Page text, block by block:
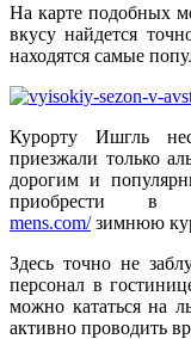
На карте подобных
вкусу найдется
находятся самые
Курорту Ишгль
приезжали только
дорогим и
приобрести в
mens.com/зимнюю
Здесь точно не
персонал в
можно кататься на
активно проводить